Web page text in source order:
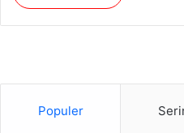
Populer